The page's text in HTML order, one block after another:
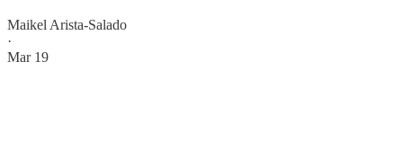
Maikel Arista-Salado
·
Mar 19